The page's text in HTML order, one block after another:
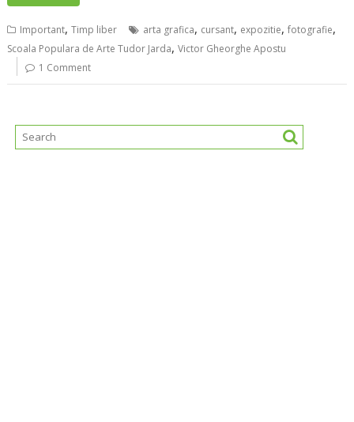
Important,Timp liber arta grafica, cursant, expozitie,fotografie,
Scoala Populara de Arte Tudor Jarda,Victor Gheorghe Apostu
1 Comment